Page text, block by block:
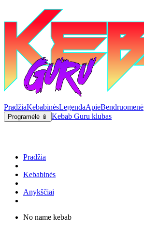
PradžiaKebabinėsLegendaApieBendruomenė
Programėlė 📱 Kebab Guru klubas
Pradžia
Kebabinės
Anykščiai
No name kebab